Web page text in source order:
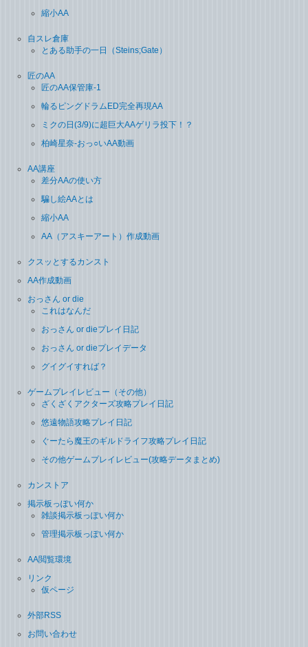
縮小AA
自スレ倉庫
とある助手の一日（Steins;Gate）
匠のAA
匠のAA保管庫-1
輪るピングドラムED完全再現AA
ミクの日(3/9)に超巨大AAゲリラ投下！？
柏崎星奈-おっ○いAA動画
AA講座
差分AAの使い方
騙し絵AAとは
縮小AA
AA（アスキーアート）作成動画
クスッとするカンスト
AA作成動画
おっさん or die
これはなんだ
おっさん or dieプレイ日記
おっさん or dieプレイデータ
グイグイすれば？
ゲームプレイレビュー（その他）
ざくざくアクターズ攻略プレイ日記
悠遠物語攻略プレイ日記
ぐーたら魔王のギルドライフ攻略プレイ日記
その他ゲームプレイレビュー(攻略データまとめ)
カンストア
掲示板っぽい何か
雑談掲示板っぽい何か
管理掲示板っぽい何か
AA閲覧環境
リンク
仮ページ
外部RSS
お問い合わせ